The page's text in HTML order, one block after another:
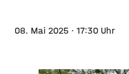
08. Mai 2025 · 17:30 Uhr